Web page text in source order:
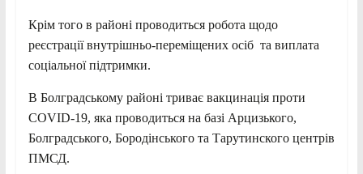
Крім того в районі проводиться робота щодо
реєстрації внутрішньо-переміщених осіб та виплата
соціальної підтримки.
В Болградському районі триває вакцинація проти
COVID-19, яка проводиться на базі Арцизького,
Болградського, Бородінського та Тарутинского центрів
ПМСД.